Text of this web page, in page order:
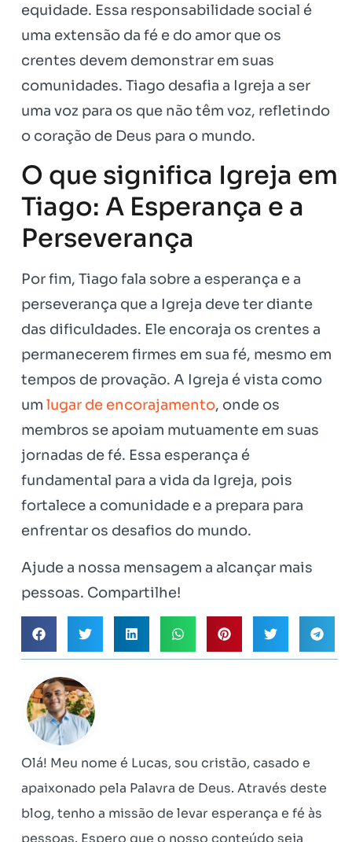
equidade. Essa responsabilidade social é
uma extensão da fé e do amor que os
crentes devem demonstrar em suas
comunidades. Tiago desafia a Igreja a ser
uma voz para os que não têm voz, refletindo
o coração de Deus para o mundo.
O que significa Igreja em
Tiago: A Esperança e a
Perseverança
Por fim, Tiago fala sobre a esperança e a
perseverança que a Igreja deve ter diante
das dificuldades. Ele encoraja os crentes a
permanecerem firmes em sua fé, mesmo em
tempos de provação. A Igreja é vista como
um lugar de encorajamento, onde os
membros se apoiam mutuamente em suas
jornadas de fé. Essa esperança é
fundamental para a vida da Igreja, pois
fortalece a comunidade e a prepara para
enfrentar os desafios do mundo.
Ajude a nossa mensagem a alcançar mais
pessoas. Compartilhe!
Olá! Meu nome é Lucas, sou cristão, casado e
apaixonado pela Palavra de Deus. Através deste
blog, tenho a missão de levar esperança e fé às
pessoas. Espero que o nosso conteúdo seja